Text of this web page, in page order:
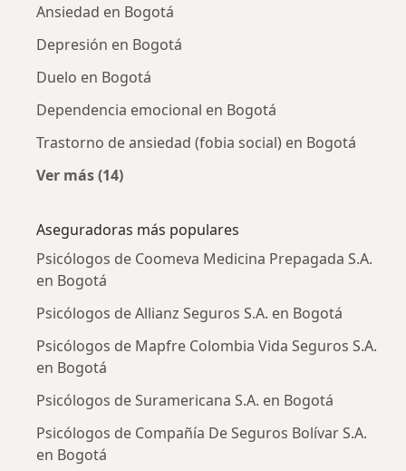
Ansiedad en Bogotá
Depresión en Bogotá
Duelo en Bogotá
Dependencia emocional en Bogotá
Trastorno de ansiedad (fobia social) en Bogotá
Ver más (14)
Aseguradoras más populares
Psicólogos de Coomeva Medicina Prepagada S.A.
en Bogotá
Psicólogos de Allianz Seguros S.A. en Bogotá
Psicólogos de Mapfre Colombia Vida Seguros S.A.
en Bogotá
Psicólogos de Suramericana S.A. en Bogotá
Psicólogos de Compañía De Seguros Bolívar S.A.
en Bogotá